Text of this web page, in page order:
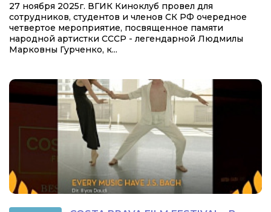
27 ноября 2025г. ВГИК Киноклуб провел для
сотрудников, студентов и членов СК РФ очередное
четвертое мероприятие, посвященное памяти
народной артистки СССР - легендарной Людмилы
Марковны Гурченко, к...